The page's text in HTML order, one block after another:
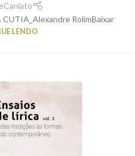
CUTIA_Alexandre RolimBaixar
LENDO